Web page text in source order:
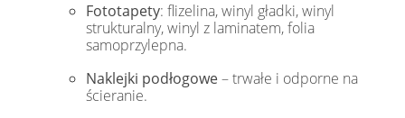
Fototapety: flizelina, winyl gładki, winyl
strukturalny, winyl z laminatem, folia
samoprzylepna.
Naklejki podłogowe– trwałe i odporne na
ścieranie.